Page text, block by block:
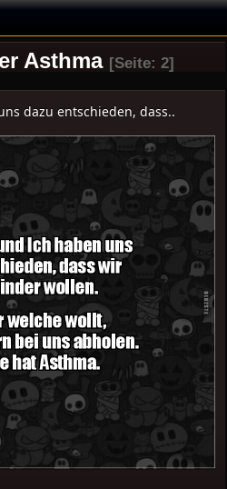
Asthma [Seite: 2]
dazu entschieden, dass..